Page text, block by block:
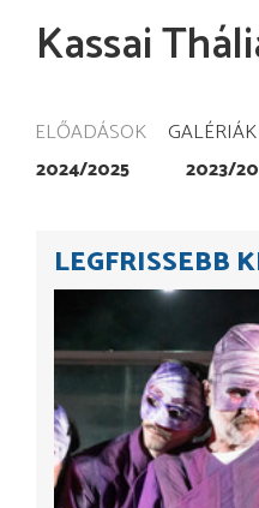
Kassai
ELŐADÁSOK GALÉRIÁK
2024/2025 2023/
LEGFRISSEBB